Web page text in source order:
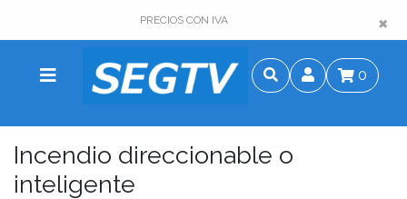
PRECIOS CON IVA ×
×
0
Incendio direccionable o
inteligente